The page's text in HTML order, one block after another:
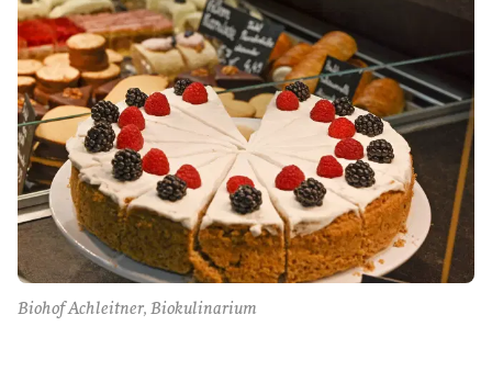
Biohof Achleitner, Biokulinarium